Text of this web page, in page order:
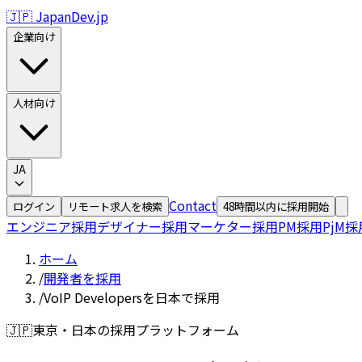
🇯🇵 JapanDev.jp
企業向け
人材向け
JA
ログイン リモート求人を検索 Contact 48時間以内に採用開始
エンジニア採用デザイナー採用マーケター採用PM採用PjM採
ホーム
/開発者を採用
/VoIP Developersを日本で採用
🇯🇵東京・日本の採用プラットフォーム